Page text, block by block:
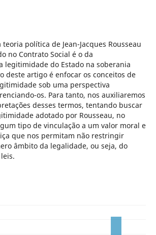
política de Jean-Jacques Rousseau
no Contrato Social é o da
legitimidade do Estado na soberania
deste artigo é enfocar os conceitos de
sob uma perspectiva
os. Para tanto, nos auxiliaremos
desses termos, tentando buscar
adotado por Rousseau, no
tipo de vinculação a um valor moral e
que nos permitam não restringir
âmbito da legalidade, ou seja, do